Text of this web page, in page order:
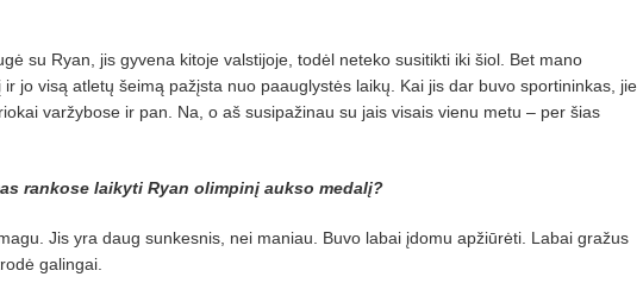
su Ryan, jis gyvena ki­toje valstijoje, todėl neteko susitikti iki šiol. Bet mano
ir jo visą at­letų šeimą pažįsta nuo paauglystės laikų. Kai jis dar buvo sportininkas, jie
varžybose ir pan. Na, o aš susipažinau su jais visais vienu metu – per šias
rankose laikyti Ryan olimpinį aukso medalį?
Jis yra daug sunkes­nis, nei maniau. Buvo labai įdomu apžiūrėti. Labai gražus
galingai.